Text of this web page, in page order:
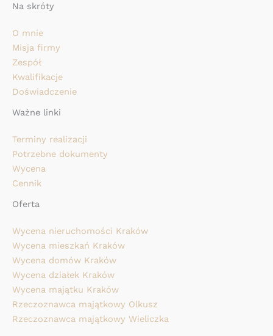
Na skróty
O mnie
Misja firmy
Zespół
Kwalifikacje
Doświadczenie
Ważne linki
Terminy realizacji
Potrzebne dokumenty
Wycena
Cennik
Oferta
Wycena nieruchomości Kraków
Wycena mieszkań Kraków
Wycena domów Kraków
Wycena działek Kraków
Wycena majątku Kraków
Rzeczoznawca majątkowy Olkusz
Rzeczoznawca majątkowy Wieliczka